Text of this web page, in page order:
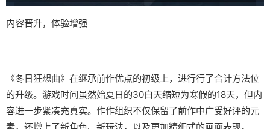
内容晋升，体验增强
《冬日狂想曲》在继承前作优点的初级上，进行行了合计方法位
的升级。游戏时间虽然始夏日的30白天缩短为寒假的18天，但内
容进一步紧凑充真实。作作组织不仅保留了前作中广受好评的元